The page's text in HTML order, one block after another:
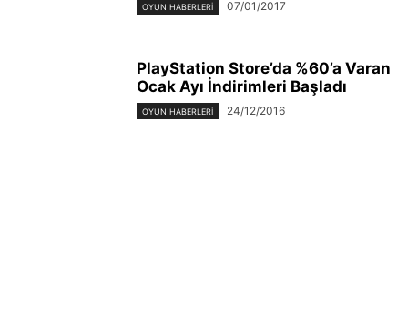
OYUN HABERLERI 07/01/2017
PlayStation Store’da %60’a Varan
Ocak Ayı İndirimleri Başladı
OYUN HABERLERI 24/12/2016